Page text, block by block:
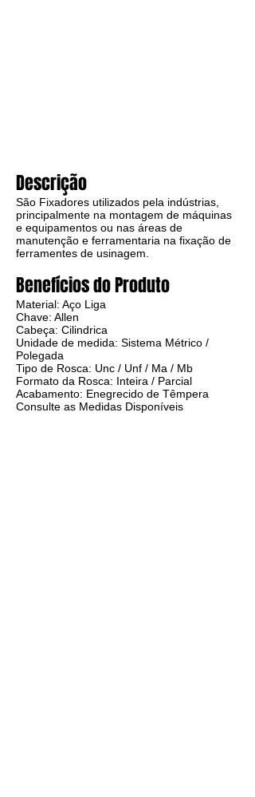
Descrição
São Fixadores utilizados pela indústrias,
principalmente na montagem de máquinas
e equipamentos ou nas áreas de
manutenção e ferramentaria na fixação de
ferramentes de usinagem.
Benefícios do Produto
Material: Aço Liga
Chave: Allen
Cabeça: Cilindrica
Unidade de medida: Sistema Métrico /
Polegada
Tipo de Rosca: Unc / Unf / Ma / Mb
Formato da Rosca: Inteira / Parcial
Acabamento: Enegrecido de Têmpera
Consulte as Medidas Disponíveis